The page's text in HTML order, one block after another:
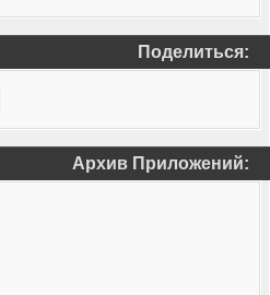
Поделиться:
Mail.Ru
Архив Приложений: